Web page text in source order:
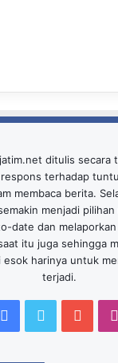
ditulis secara
terhadap
membaca berita.
menjadi pilihan
date dan
itu juga sehingga
esok harinya untuk
terjadi.
Facebook
Twitter